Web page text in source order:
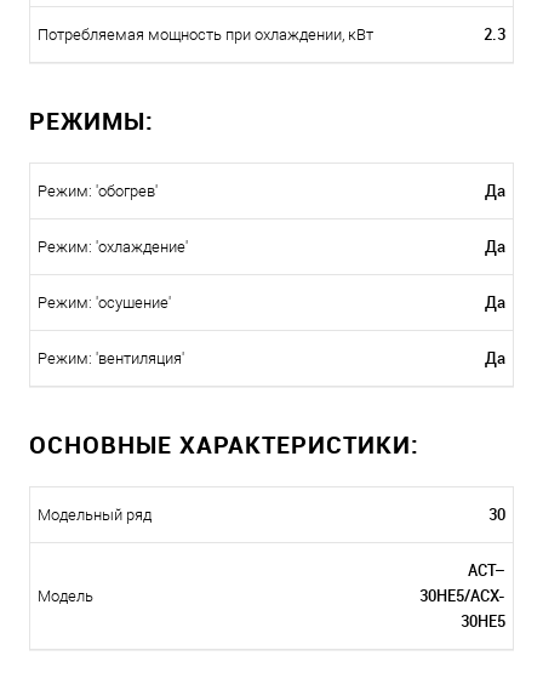
Потребляемая мощность при охлаждении, кВт 2.3
РЕЖИМЫ:
Режим: 'обогрев' Да
Режим: 'охлаждение' Да
Режим: 'осушение' Да
Режим: 'вентиляция' Да
ОСНОВНЫЕ ХАРАКТЕРИСТИКИ:
Модельный ряд 30
Модель
ACT–
30HE5/ACX-
30НE5